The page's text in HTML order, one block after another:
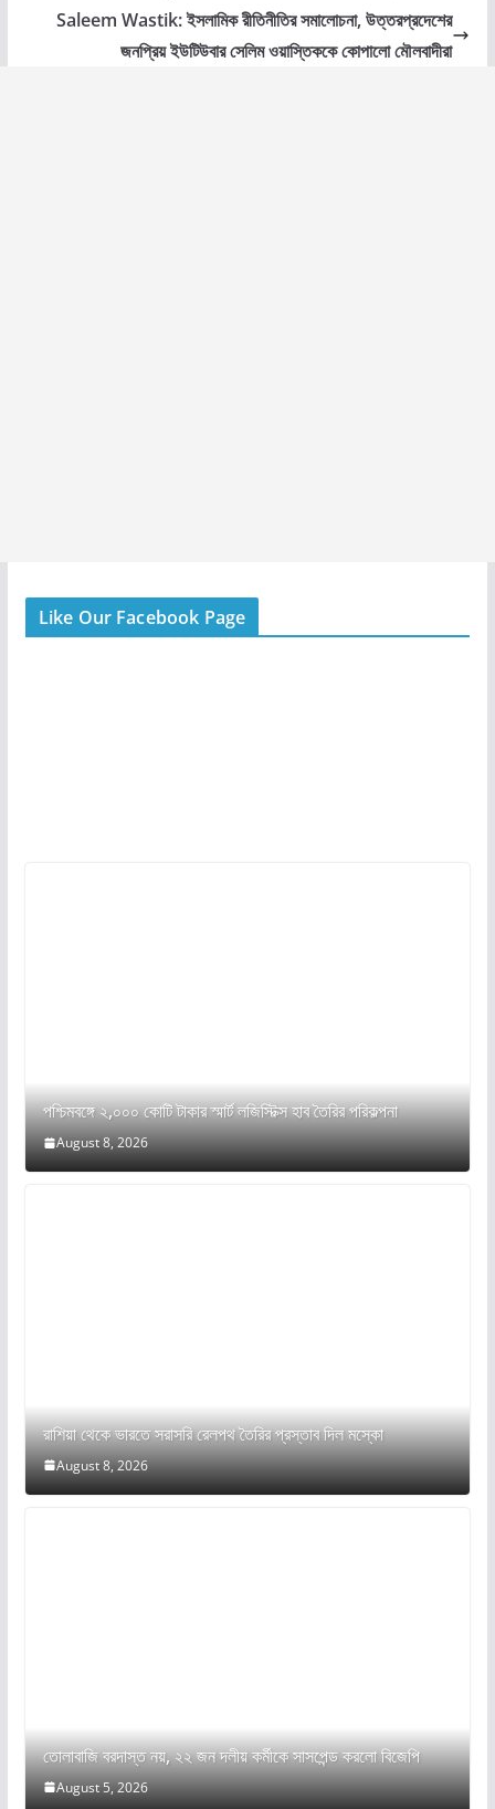
Saleem Wastik: ইসলামিক রীতিনীতির সমালোচনা, উত্তরপ্রদেশের
জনপ্রিয় ইউটিউবার সেলিম ওয়াস্তিককে কোপালো মৌলবাদীরা
Like Our Facebook Page
পশ্চিমবঙ্গে ২,০০০ কোটি টাকার স্মার্ট লজিস্টিক্স হাব তৈরির পরিকল্পনা
August 8, 2026
রাশিয়া থেকে ভারতে সরাসরি রেলপথ তৈরির প্রস্তাব দিল মস্কো
August 8, 2026
তোলাবাজি বরদাস্ত নয়, ২২ জন দলীয় কর্মীকে সাসপেন্ড করলো বিজেপি
August 5, 2026